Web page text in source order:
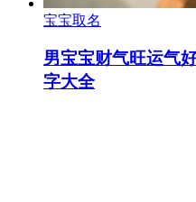
宝宝取名
男宝宝财气旺运气
字大全